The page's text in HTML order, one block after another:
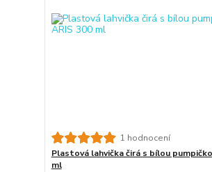
1 hodnocení
Plastová lahvička čirá s bílou
ml